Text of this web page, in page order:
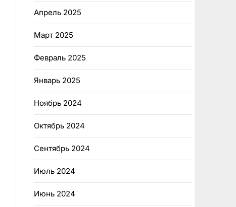
Апрель 2025
Март 2025
Февраль 2025
Январь 2025
Ноябрь 2024
Октябрь 2024
Сентябрь 2024
Июль 2024
Июнь 2024